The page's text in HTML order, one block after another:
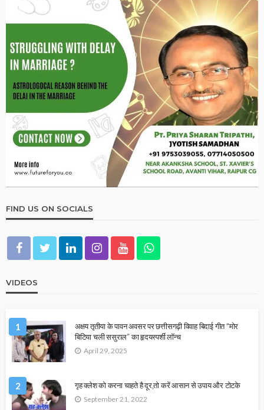
FIND US ON SOCIALS
VIDEOS
1
अक्षय तृतीया के पावन अवसर पर छत्तीसगढ़ी विवाह बिदाई गीत “मोर
बिटिया चली ससुराल” का हृदयस्पर्शी लॉन्च
April 29, 2025
2 गृह क्लेश को करना चाहते है दूर,तो करें आसान से उपाय और टोटके
September 21, 2022